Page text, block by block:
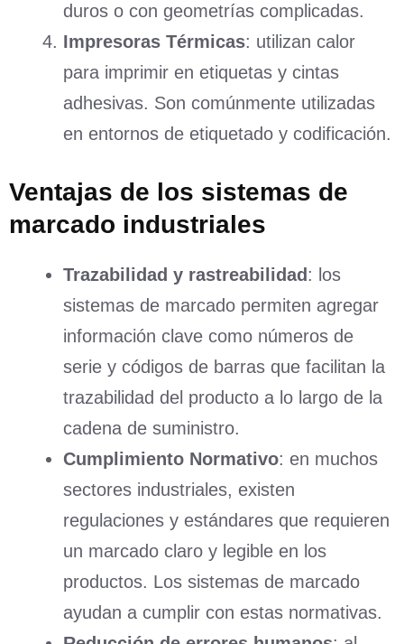
duros o con geometrías complicadas.
Impresoras Térmicas: utilizan calor
para imprimir en etiquetas y cintas
adhesivas. Son comúnmente utilizadas
en entornos de etiquetado y codificación.
Ventajas de los sistemas de
marcado industriales
Trazabilidad y rastreabilidad: los
sistemas de marcado permiten agregar
información clave como números de
serie y códigos de barras que facilitan la
trazabilidad del producto a lo largo de la
cadena de suministro.
Cumplimiento Normativo: en muchos
sectores industriales, existen
regulaciones y estándares que requieren
un marcado claro y legible en los
productos. Los sistemas de marcado
ayudan a cumplir con estas normativas.